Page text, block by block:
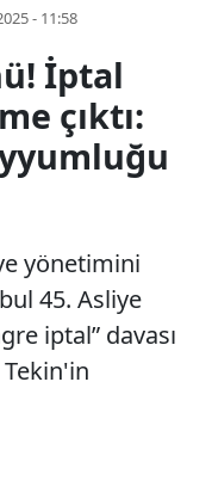
- 11:58
İptal
çıktı:
yönetimini
45. Asliye
iptal” davası